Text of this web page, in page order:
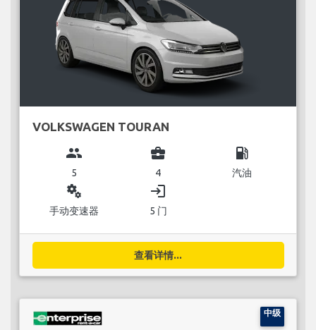
VOLKSWAGEN TOURAN
group
5
business_center
4
local_gas_station
汽油
miscellaneous_services
手动变速器
login
5 门
查看详情...
中级